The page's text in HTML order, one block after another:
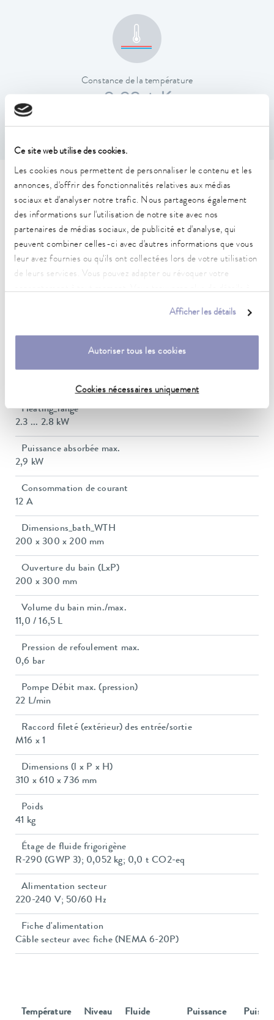
Ce site web utilise des cookies.
Les cookies nous permettent de personnaliser le contenu et les
annonces, d'offrir des fonctionnalités relatives aux médias
sociaux et d'analyser notre trafic. Nous partageons également
des informations sur l'utilisation de notre site avec nos
partenaires de médias sociaux, de publicité et d'analyse, qui
peuvent combiner celles-ci avec d'autres informations que vous
leur avez fournies ou qu'ils ont collectées lors de votre utilisation
de leurs services. Vous pouvez adapter ou révoquer votre
Afficher les détails
Autoriser tous les cookies
Cookies nécessaires uniquement
Constance de la température
Caractéristiques techniques
(selon DIN 12876)
-35 ... 200 °C
Plage de température de fonctionnement
Constance de la température
Heating_range
2.3 ... 2.8 kW
Puissance absorbée max.
2,9 kW
Consommation de courant
12 A
Dimensions_bath_WTH
200 x 300 x 200 mm
Ouverture du bain (LxP)
200 x 300 mm
Volume du bain min./max.
11,0 / 16,5 L
Pression de refoulement max.
0,6 bar
Pompe Débit max. (pression)
22 L/min
Raccord fileté (extérieur) des entrée/sortie
M16 x 1
Dimensions (l x P x H)
310 x 610 x 736 mm
Poids
41 kg
Étage de fluide frigorigène
R-290 (GWP 3); 0,052 kg; 0,0 t CO2-eq
Alimentation secteur
220-240 V; 50/60 Hz
Fiche d'alimentation
Câble secteur avec fiche (NEMA 6-20P)
Température Niveau Fluide Puissance